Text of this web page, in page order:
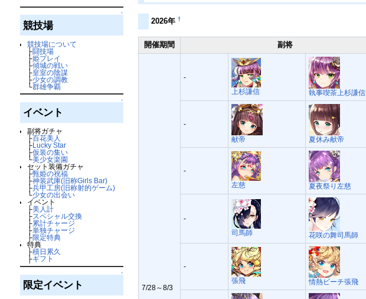
↑
競技場
競技場について
├闘技場
├姫プレイ
├傾城の戦い
├皇室の陰謀
├少女の調教
└群雄争覇
↑
イベント
副将ガチャ
├百花美人
├Lucky Star
├仮装の集い
└美少女楽園
セット装備ガチャ
├甄姫の祝福
├神装武庫(旧称Girls Bar)
├兵甲工房(旧称射的ゲーム)
└少女の出会い
イベント
├美人計
├スペシャル交換
├累計チャージ
├単独チャージ
├限定特典
特典
├積日累久
├ギフト
↑
限定イベント
2026年†
開催期間 副将
7/28～8/3
-
上杉謙信
執事喫茶上杉謙信
-
献帝
夏休み献帝
-
左慈
夏夜祭り左慈
-
司馬師
花咲の舞司馬師
-
張飛
情熱ビーチ張飛